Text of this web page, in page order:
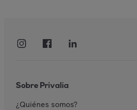
Sobre Privalia
¿Quiénes somos?